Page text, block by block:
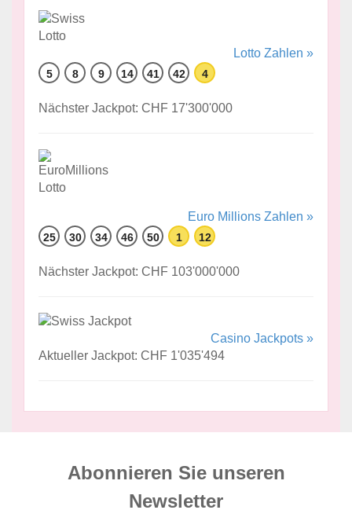
Lotto Zahlen »
5 8 9 14 41 42 4
Nächster Jackpot: CHF 17'300'000
Euro Millions Zahlen »
25 30 34 46 50 1 12
Nächster Jackpot: CHF 103'000'000
Casino Jackpots »
Aktueller Jackpot: CHF 1'035'494
Abonnieren Sie unseren
News­letter